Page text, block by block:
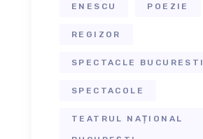
ENESCU POEZIE
REGIZOR
SPECTACLE BUCURESTI
SPECTACOLE
TEATRUL NAȚIONAL